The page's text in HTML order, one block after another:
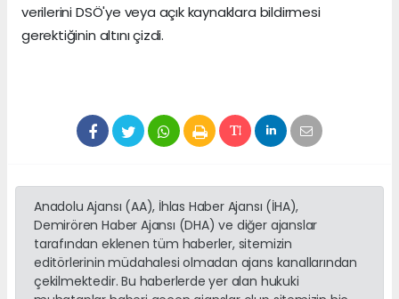
verilerini DSÖ'ye veya açık kaynaklara bildirmesi
gerektiğinin altını çizdi.
Anadolu Ajansı (AA), İhlas Haber Ajansı (İHA),
Demirören Haber Ajansı (DHA) ve diğer ajanslar
tarafından eklenen tüm haberler, sitemizin
editörlerinin müdahalesi olmadan ajans kanallarından
çekilmektedir. Bu haberlerde yer alan hukuki